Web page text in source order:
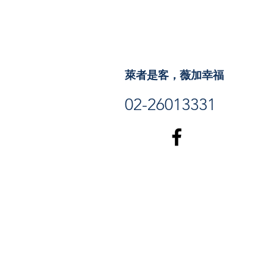
萊者是客，薇加幸福
02-26013331